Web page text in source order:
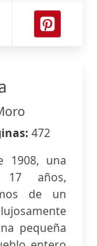
472
1908, una
17 años,
de un
pequeña